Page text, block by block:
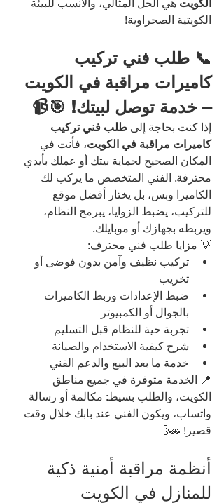
الكويت هي الحل المثالي، والأنسب للبيئة
الكويتية الصحراوية!
📞 طلب فني تركيب
كاميرات مراقبة في الكويت
– خدمة توصل لبيتك! 🎯📹
إذا كنت بحاجة إلى طلب فني تركيب
كاميرات مراقبة في الكويت، فأنت في
المكان الصحيح لحماية بيتك أو عملك بأيدي
محترفة. الفني المتخصص ما يركب لك
الكاميرا وبس، بل يختار أفضل موقع
للتركيب، يضبط الزوايا، يبرمج النظام،
ويربطه بجهازك أو موبايلك.
💡 مزايا طلب فني محترف:
تركيب نظيف وآمن بدون فوضى أو
تخريب
ضبط الإعدادات وربط الكاميرات
بالجوال أو الكمبيوتر
تجربة حية للنظام قبل التسليم
شرح كيفية الاستخدام والصيانة
خدمة ما بعد البيع والدعم الفني
📍 الخدمة متوفرة في جميع مناطق
الكويت، والطلب بسيط: مكالمة أو رسالة
واتساب، ويكون الفني عند بابك خلال وقت
قصير! 🚗💨
أنظمة مراقبة أمنية ذكية
للمنازل في الكويت